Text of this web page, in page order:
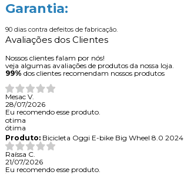
Garantia:
90 dias contra defeitos de fabricação.
Avaliações dos Clientes
Nossos clientes falam por nós!
veja algumas avaliações de produtos da nossa loja.
99% dos clientes recomendam nossos produtos
Mesac V.
28/07/2026
Eu recomendo esse produto.
otima
ótima
Produto:Bicicleta Oggi E-bike Big Wheel 8.0 2024
Raíssa C.
21/07/2026
Eu recomendo esse produto.